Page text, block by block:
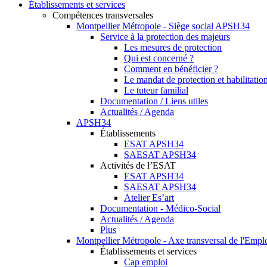
Établissements et services
Compétences transversales
Montpellier Métropole - Siège social APSH34
Service à la protection des majeurs
Les mesures de protection
Qui est concerné ?
Comment en bénéficier ?
Le mandat de protection et
Le tuteur familial
Documentation / Liens utiles
Actualités / Agenda
APSH34
Établissements
ESAT APSH34
SAESAT APSH34
Activités de l’ESAT
ESAT APSH34
SAESAT APSH34
Atelier Es’art
Documentation - Médico-Social
Actualités / Agenda
Plus
Montpellier Métropole - Axe transversal de
Établissements et services
Cap emploi